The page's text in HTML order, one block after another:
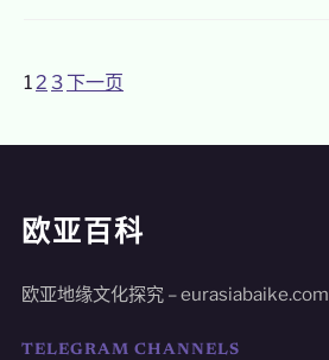
文
页
12 3下一页
欧亚百科
欧亚地缘文化探究 – eurasiabaike.com
TELEGRAM CHANNELS